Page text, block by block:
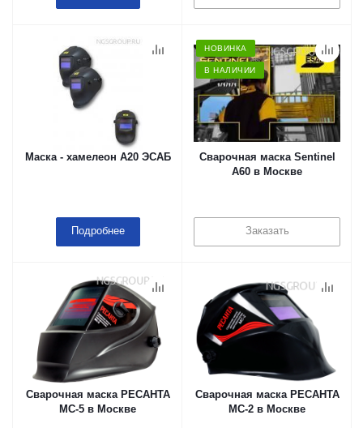
Маска - хамелеон A20 ЭСАБ
Подробнее
НОВИНКА
В НАЛИЧИИ
Сварочная маска Sentinel
A60 в Москве
Заказать
Сварочная маска РЕСАНТА
МС-5 в Москве
Сварочная маска РЕСАНТА
МС-2 в Москве